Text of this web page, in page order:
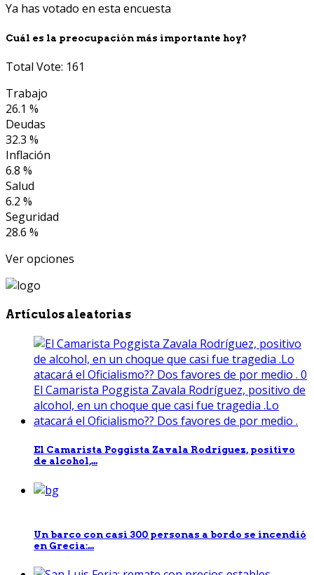
Ya has votado en esta encuesta
Cuál es la preocupación más importante hoy?
Total Vote: 161
Trabajo
26.1 %
Deudas
32.3 %
Inflación
6.8 %
Salud
6.2 %
Seguridad
28.6 %
Ver opciones
Artículos aleatorias
El Camarista Poggista Zavala Rodríguez, positivo
de alcohol,...
Un barco con casi 300 personas a bordo se incendió
en Grecia:...